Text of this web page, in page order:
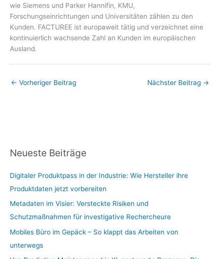
wie Siemens und Parker Hannifin, KMU,
Forschungseinrichtungen und Universitäten zählen zu den
Kunden. FACTUREE ist europaweit tätig und verzeichnet eine
kontinuierlich wachsende Zahl an Kunden im europäischen
Ausland.
← Vorheriger Beitrag Nächster Beitrag →
Neueste Beiträge
Digitaler Produktpass in der Industrie: Wie Hersteller ihre
Produktdaten jetzt vorbereiten
Metadaten im Visier: Versteckte Risiken und
Schutzmaßnahmen für investigative Rechercheure
Mobiles Büro im Gepäck – So klappt das Arbeiten von
unterwegs